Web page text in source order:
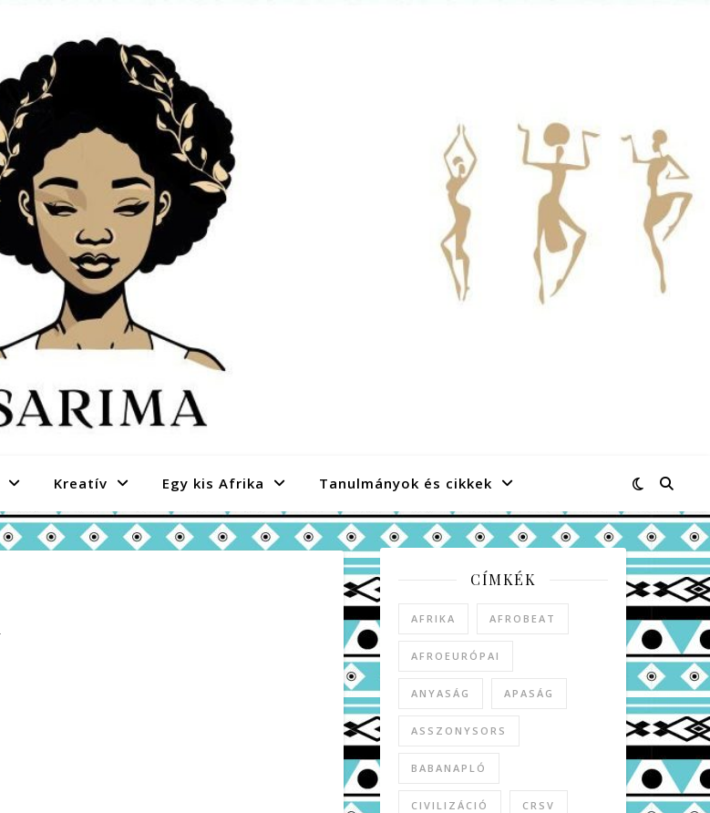
Kreatív Egy kis Afrika Tanulmányok és cikkek
CÍMKÉK
AFRIKA AFROBEAT
AFROEURÓPAI
ANYASÁG APASÁG
ASSZONYSORS
BABANAPLÓ
CIVILIZÁCIÓ CRSV